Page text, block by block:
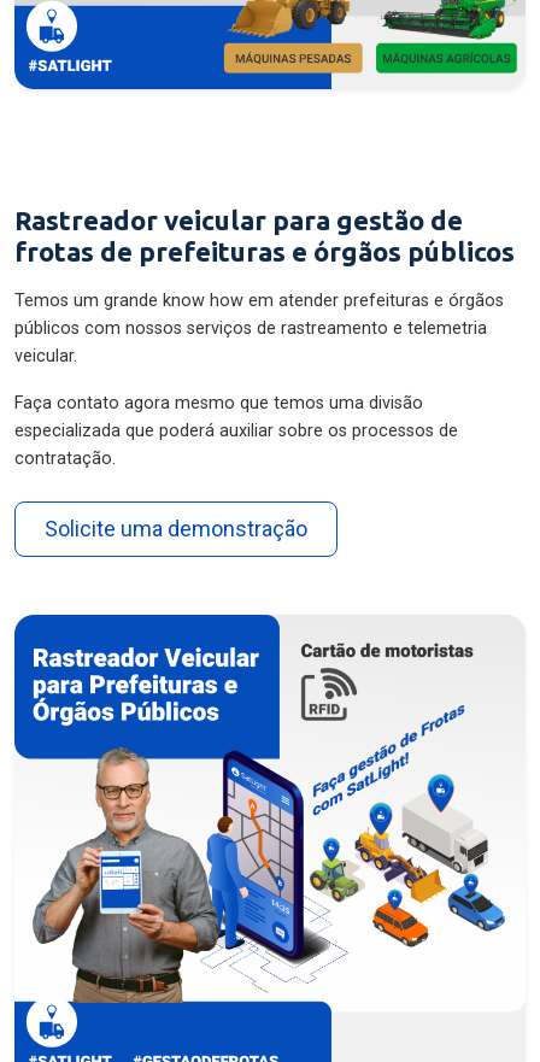
Rastreador veicular para gestão de
frotas de prefeituras e órgãos públicos
Temos um grande know how em atender prefeituras e órgãos
públicos com nossos serviços de rastreamento e telemetria
veicular.
Faça contato agora mesmo que temos uma divisão
especializada que poderá auxiliar sobre os processos de
contratação.
Solicite uma demonstração